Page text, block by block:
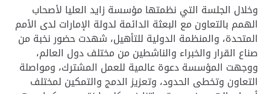
وخلال الجلسة التي نظمتها مؤسسة زايد العليا لأصحاب
الهمم بالتعاون مع البعثة الدائمة لدولة الإمارات لدى الأمم
المتحدة، والمنظمة الدولية للتأهيل، شهدت حضور نخبة من
صناع القرار والخبراء والناشطين من مختلف دول العالم،
ووجهت المؤسسة دعوة عالمية للعمل المشترك، ومواصلة
التعاون وتخطى الحدود، وتعزيز الدمج والتمكين لمختلف